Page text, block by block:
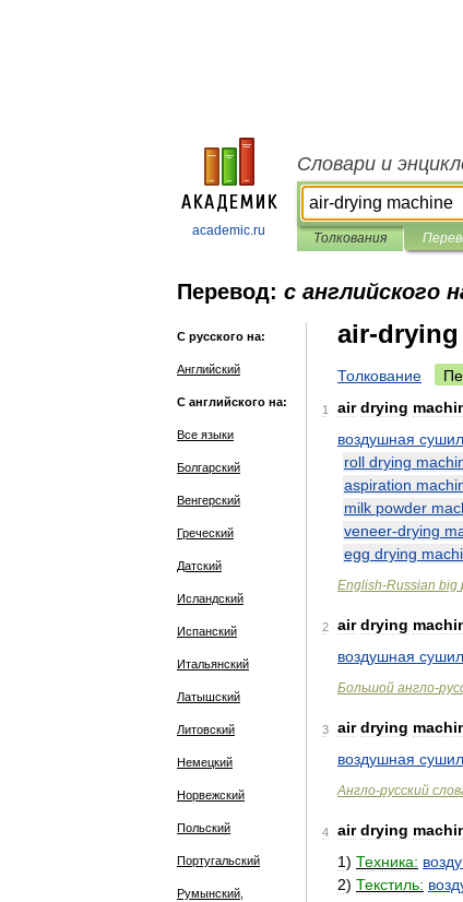
academic.ru
Словари и
Толкования
Перевод: с английского
С русского на:
Английский
С английского на:
Все языки
Болгарский
Венгерский
Греческий
Датский
Исландский
Испанский
Итальянский
Латышский
Литовский
Немецкий
Норвежский
Польский
Португальский
Румынский,
air-
Толкование
1 air drying
воздушная
roll drying
aspiration
milk powder
veneer-drying
egg drying
English-Russian big
2 air drying
воздушная
Большой англо-
3 air drying
воздушная
Англо-русский
4 air drying
1) Техника:
2) Текстиль: